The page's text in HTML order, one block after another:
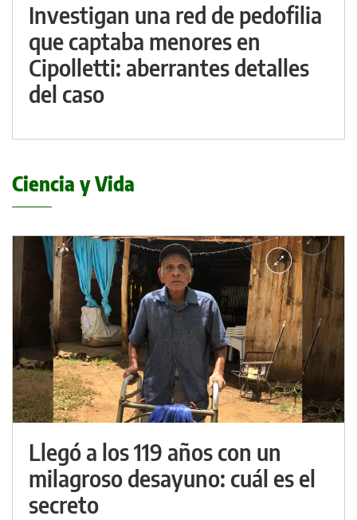
Investigan una red de pedofilia
que captaba menores en
Cipolletti: aberrantes detalles
del caso
Ciencia y Vida
Llegó a los 119 años con un
milagroso desayuno: cuál es el
secreto